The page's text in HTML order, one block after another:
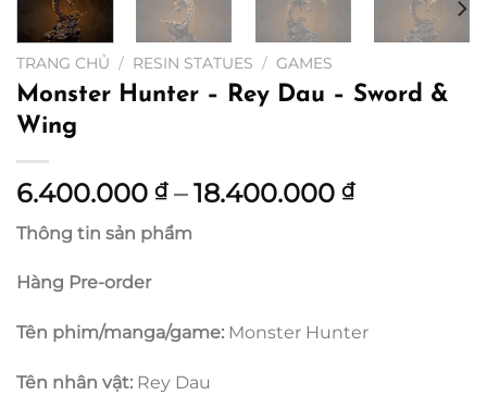
TRANG CHỦ / RESIN STATUES / GAMES
Monster Hunter – Rey Dau – Sword &
Wing
6.400.000 ₫ – 18.400.000 ₫Khoảng
Thông tin sản phẩm
Hàng Pre-order
Tên phim/manga/game: Monster Hunter
Tên nhân vật: Rey Dau